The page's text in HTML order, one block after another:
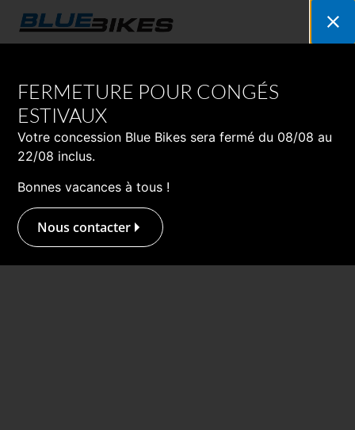
FERMETURE POUR CONGÉS
ESTIVAUX
Votre concession Blue Bikes sera fermé du 08/08 au
22/08 inclus.
Bonnes vacances à tous !
Nous contacter